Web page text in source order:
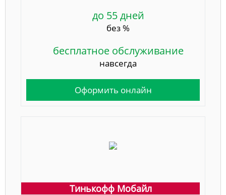
до 55 дней
без %
бесплатное обслуживание
навсегда
Оформить онлайн
Тинькофф Мобайл